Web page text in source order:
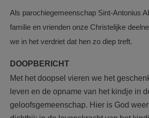
Als parochiegemeenschap Sint-Antonius
familie en vrienden onze Christelijke
we in het verdriet dat hen zo diep treft.
DOOPBERICHT
Met het doopsel vieren we het
leven en de opname van het kindje in
geloofsgemeenschap. Hier is God